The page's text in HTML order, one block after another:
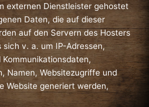
externen Dienstleister gehostet
Daten, die auf dieser
auf den Servern des Hosters
v. a. um IP-Adressen,
Namen, Websitezugriffe und
Website generiert werden,